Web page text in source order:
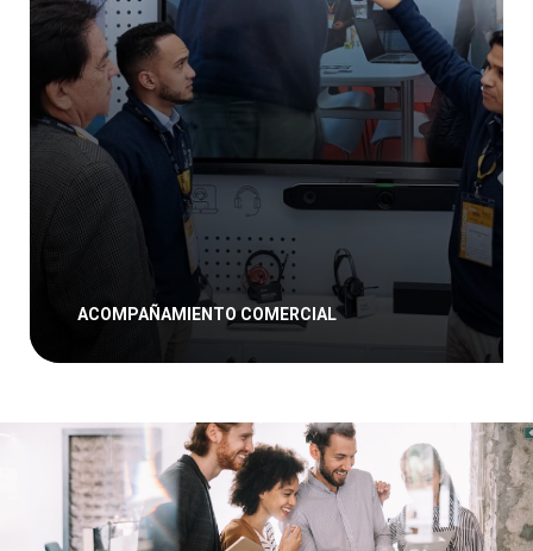
AURICULARES CON USB
AURICULARES CON BLUETOOTH
ACOMPAÑAMIENTO COMERCIAL
AURICULARES PARA CENTROS DE
ACOMPAÑAMIENTO COMERCIAL